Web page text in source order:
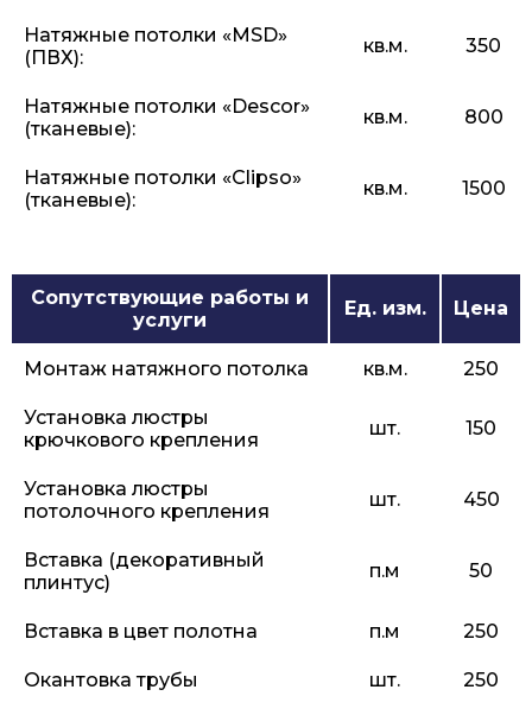
Натяжные потолки «MSD»
(ПВХ):
кв.м. 350
Натяжные потолки «Descor»
(тканевые):
кв.м. 800
Натяжные потолки «Сlipso»
(тканевые):
кв.м. 1500
Сопутствующие работы и
услуги
Ед. изм. Цена
Монтаж натяжного потолка кв.м. 250
Установка люстры
крючкового крепления
шт. 150
Установка люстры
потолочного крепления
шт. 450
Вставка (декоративный
плинтус)
п.м 50
Вставка в цвет полотна п.м 250
Окантовка трубы шт. 250